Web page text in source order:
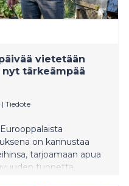
vietetään
nyt tärkeämpää
| Tiedote
on kannustaa
tarjoamaan apua
tunnetta